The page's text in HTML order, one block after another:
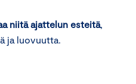
niitä ajattelun esteitä,
ja luovuutta.